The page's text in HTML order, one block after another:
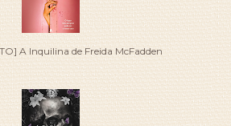
A Inquilina de Freida McFadden